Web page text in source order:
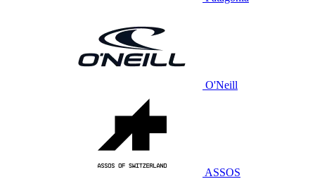
O'Neill
ASSOS